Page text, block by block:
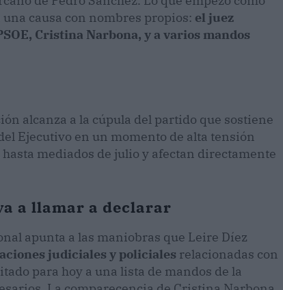
causa con nombres propios: el juez
Cristina Narbona, y a varios mandos
alcanza a la cúpula del partido que sostiene
Ejecutivo en un momento de alta tensión
mediados de julio y afectan directamente
a llamar a declarar
apunta a las maniobras que Leire Díez
judiciales y policiales relacionadas con
para hoy a una lista de mandos de la